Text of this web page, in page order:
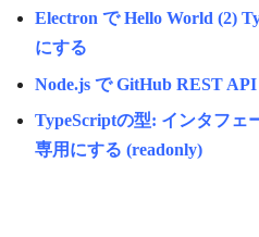
Electron で Hello World (2)
にする
Node.js で GitHub REST
TypeScriptの型: インタフェ
専用にする (readonly)